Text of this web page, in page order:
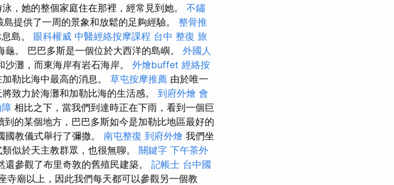
，她的整個家庭住在那裡，經常見到她。 不鏽
島提供了一周的景象和放鬆的足夠經驗。 整骨推
島。 眼科權威 中醫經絡按摩課程 台中 整復 旅
。 巴巴多斯是一個位於大西洋的島嶼。 外國人
灘，而東海岸有岩石海岸。 外燴buffet 經絡按
勒比海中最高的消息。 草屯按摩推薦 由於唯一
致力於海灘和加勒比海的生活感。 到府外燴 會
相比之下，當我們到達時正在下雨，看到一個巨
到的某個地方，巴巴多斯如今是加勒比地區最好的
教儀式舉行了彌撒。 南屯整復 到府外燴 我們坐
似於天主教群眾，也很無聊。 關鍵字 下午茶外
參觀了布里奇敦的舊殖民建築。 記帳士 台中國
寺廟以上，因此我們每天都可以參觀另一個教